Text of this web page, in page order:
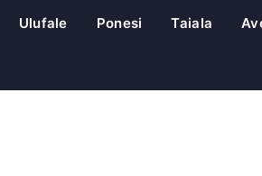
Ulufale Ponesi Taiala